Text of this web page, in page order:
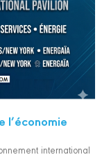
l’économie
international